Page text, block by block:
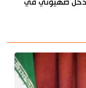
تدخل صهيوني في